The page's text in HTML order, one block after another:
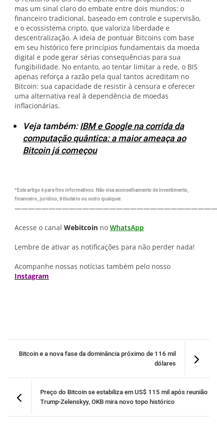
mas um sinal claro do embate entre dois mundos: o
financeiro tradicional, baseado em controle e supervisão,
e o ecossistema cripto, que valoriza liberdade e
descentralização. A ideia de pontuar Bitcoins com base
em seu histórico fere princípios fundamentais da moeda
digital e pode gerar sérias consequências para sua
fungibilidade. No entanto, ao tentar limitar a rede, o BIS
apenas reforça a razão pela qual tantos acreditam no
Bitcoin: sua capacidade de resistir à censura e oferecer
uma alternativa real à dependência de moedas
inflacionárias.
Veja também:IBM e Google na corrida da
computação quântica: a maior ameaça ao
Bitcoin já começou
*Este artigo é para fins informativos. Não visa aconselhamento de investimento,
financeiro, jurídico, tributário ou outro qualquer.
Acesse o canal Webitcoin no WhatsApp
Lembre de ativar as notificações para não perder nada!
Acompanhe nossas notícias também pelo nosso
Instagram
Bitcoin e a nova fase da dominância próximo de 116 mil
dólares
Preço do Bitcoin se estabiliza em US$ 115 mil após reunião
Trump-Zelenskyy, OKB mira novo topo histórico